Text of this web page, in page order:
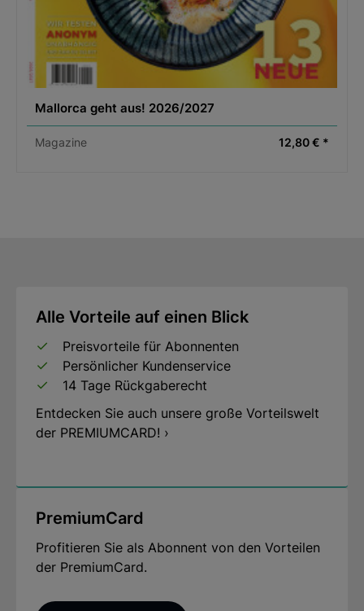
Mallorca geht aus! 2026/2027
Magazine 12,80 € *
Alle Vorteile auf einen Blick
Preisvorteile für Abonnenten
Persönlicher Kundenservice
14 Tage Rückgaberecht
Entdecken Sie auch unsere große Vorteilswelt
der PREMIUMCARD! ›
PremiumCard
Profitieren Sie als Abonnent von den Vorteilen
der PremiumCard.